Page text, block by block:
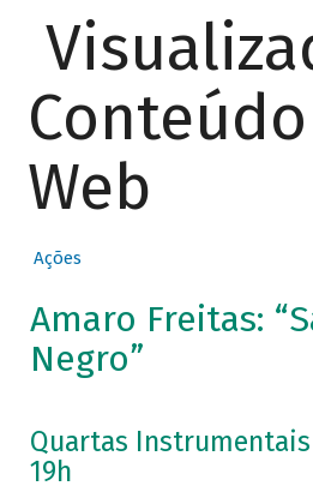
Web
Ações
Amaro Freitas:
Negro”
Quartas Instrumentais
19h